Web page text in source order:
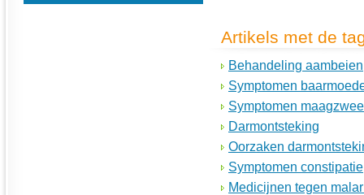
Artikels met de
Behandeling aambeien
Symptomen
Symptomen
Darmontsteking
Oorzaken
Symptomen constipatie
Medicijnen tegen